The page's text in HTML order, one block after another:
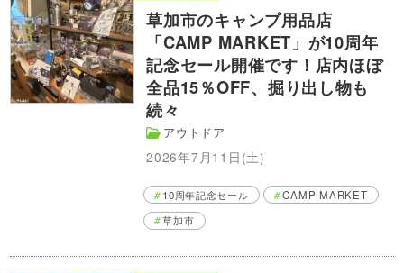
草加市のキャンプ用品店
「CAMP MARKET」が10周年
記念セール開催です！店内ほぼ
全品15％OFF、掘り出し物も
続々
アウトドア
2026年7月11日(土)
10周年記念セール
CAMP MARKET
草加市